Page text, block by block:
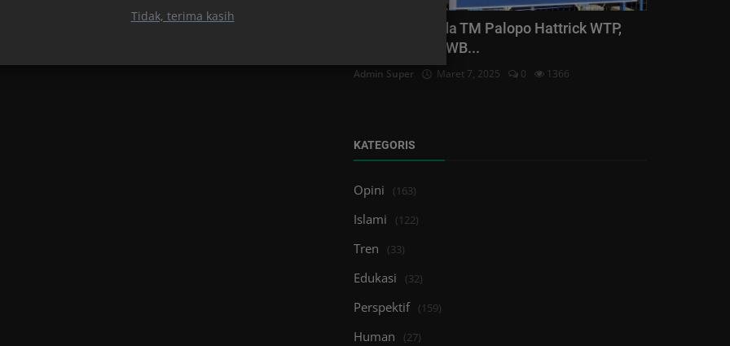
Tidak, terima kasih
Gacor, Perumda TM Palopo Hattrick WTP,
Kini Terapkan WB...
Admin Super Maret 7, 2025 0 1366
KATEGORIS
Opini (163)
Islami (122)
Tren (33)
Edukasi (32)
Perspektif (159)
Human (27)